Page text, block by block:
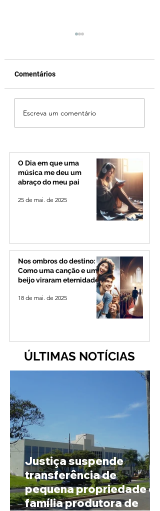
Jovem de 24 anos é
morto após briga
durante luau no
Paranaíba
Comentários
Escreva um comentário
O Dia em que uma
música me deu um
abraço do meu pai
25 de mai. de 2025
Nos ombros do destino:
Como uma canção e um
beijo viraram eternidade
18 de mai. de 2025
ÚLTIMAS NOTÍCIAS
Justiça suspende
transferência de
pequena propriedade de
família produtora de